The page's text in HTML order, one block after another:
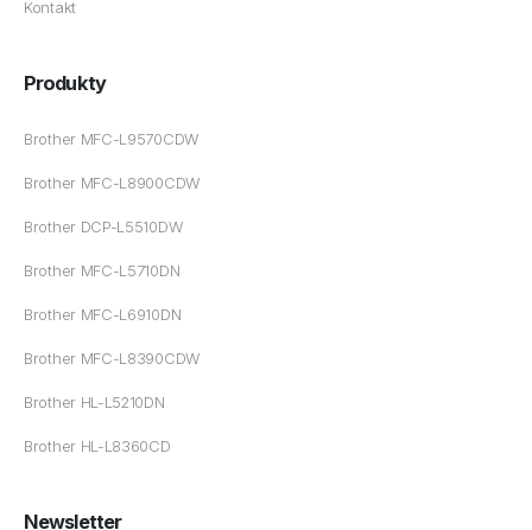
Kontakt
Produkty
Brother MFC-L9570CDW
Brother MFC-L8900CDW
Brother DCP-L5510DW
Brother MFC-L5710DN
Brother MFC-L6910DN
Brother MFC-L8390CDW
Brother HL-L5210DN
Brother HL-L8360CD
Newsletter